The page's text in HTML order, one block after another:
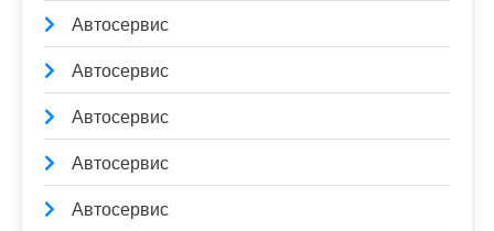
Автосервис
Автосервис
Автосервис
Автосервис
Автосервис